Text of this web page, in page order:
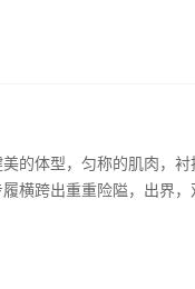
的体型，匀称的肌肉，
横跨出重重险隘，出界，